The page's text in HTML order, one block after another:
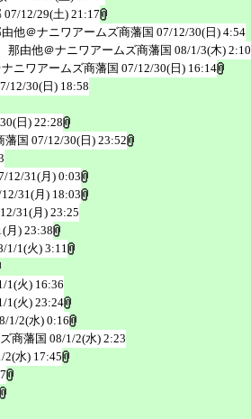
07/12/29(土) 21:17
他＠ナニワアームズ商藩国 07/12/30(日) 4:54
由他＠ナニワアームズ商藩国 08/1/3(木) 2:10
ニワアームズ商藩国 07/12/30(日) 16:14
12/30(日) 18:58
日) 22:28
藩国 07/12/30(日) 23:52
12/31(月) 0:03
31(月) 18:03
31(月) 23:25
月) 23:38
1/1(火) 3:11
1(火) 16:36
1(火) 23:24
1/2(水) 0:16
商藩国 08/1/2(水) 2:23
2(水) 17:45